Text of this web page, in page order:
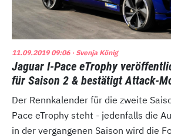
11.09.2019 09:06· Svenja König
Jaguar I-Pace eTrophy
für Saison 2 & bestätigt Attack-
Der Rennkalender für die zweite
Pace eTrophy steht - jedenfalls die
in der vergangenen Saison wird die